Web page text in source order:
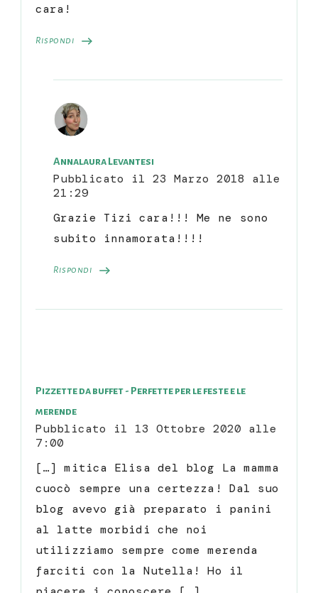
Rispondi
cara!
Annalaura Levantesi
Pubblicato il 23 Marzo 2018 alle
21:29
Rispondi
Grazie Tizi cara!!! Me ne sono
subito innamorata!!!!
Pizzette da buffet - Perfette per le feste e le
merende
Pubblicato il 13 Ottobre 2020 alle
7:00
[…] mitica Elisa del blog La mamma
cuocò sempre una certezza! Dal suo
blog avevo già preparato i panini
al latte morbidi che noi
utilizziamo sempre come merenda
farciti con la Nutella! Ho il